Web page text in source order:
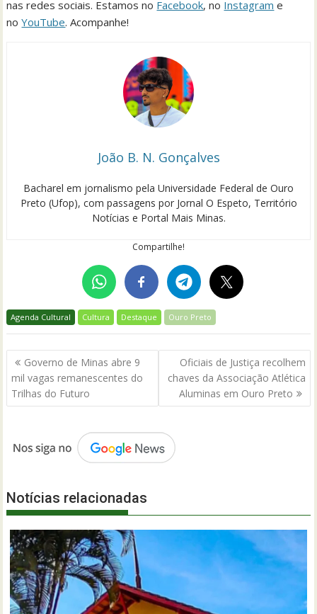
nas redes sociais. Estamos no Facebook, no Instagram e
noYouTube. Acompanhe!
João B. N. Gonçalves
Bacharel em jornalismo pela Universidade Federal de Ouro
Preto (Ufop), com passagens por Jornal O Espeto, Território
Notícias e Portal Mais Minas.
Compartilhe!
Agenda Cultural Cultura Destaque Ouro Preto
Navegação
de
Post
Governo de Minas abre 9
mil vagas remanescentes do
Trilhas do Futuro
Oficiais de Justiça recolhem
chaves da Associação Atlética
Aluminas em Ouro Preto
Notícias relacionadas